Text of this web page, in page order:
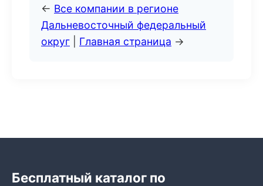
← Все компании в регионе
Дальневосточный федеральный
округ
Главная страница →
Бесплатный каталог по